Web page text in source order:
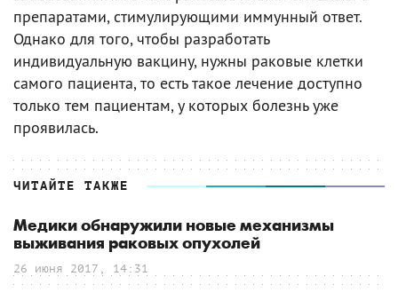
препаратами, стимулирующими иммунный ответ.
Однако для того, чтобы разработать
индивидуальную вакцину, нужны раковые клетки
самого пациента, то есть такое лечение доступно
только тем пациентам, у которых болезнь уже
проявилась.
ЧИТАЙТЕ ТАКЖЕ
Медики обнаружили новые механизмы
выживания раковых опухолей
26 июня 2017, 14:31